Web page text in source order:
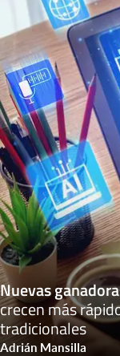
Nuevas
crecen más
tradicionales
Adrián Mansilla